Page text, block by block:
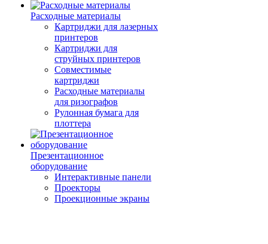
Расходные материалы
Картриджи для лазерных
принтеров
Картриджи для
струйных принтеров
Совместимые
картриджи
Расходные материалы
для ризографов
Рулонная бумага для
плоттера
Презентационное
оборудование
Интерактивные панели
Проекторы
Проекционные экраны